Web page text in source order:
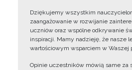
Dziękujemy wszystkim
zaangażowanie w rozwijanie
uczniów oraz wspólne odkrywanie
inspiracji. Mamy nadzieję, że nasze
wartościowym wsparciem w Waszej
Opinie uczestników mówią same za